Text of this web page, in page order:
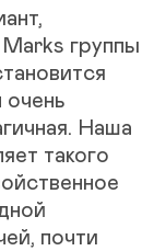
группы
очень
Наша
такого
почти